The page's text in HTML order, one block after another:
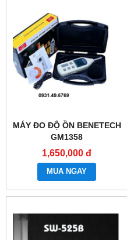
MÁY ĐO ĐỘ ỒN BENETECH
GM1358
1,650,000 đ
MUA NGAY